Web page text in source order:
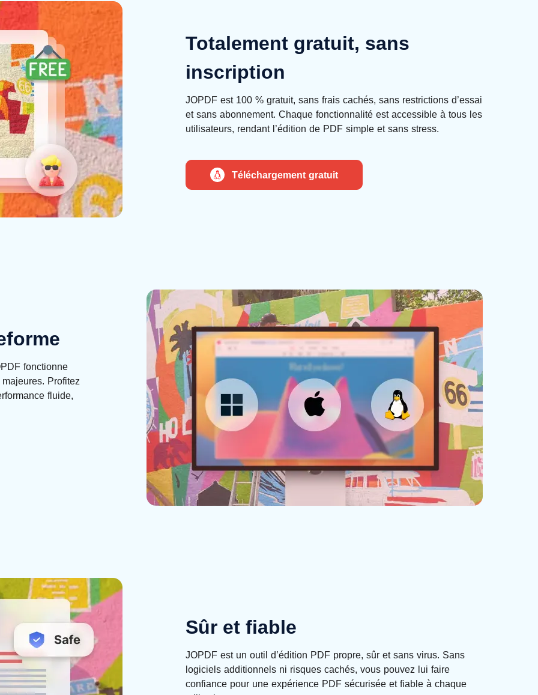
Totalement gratuit, sans
inscription
JOPDF est 100 % gratuit, sans frais cachés, sans restrictions d’essai
et sans abonnement. Chaque fonctionnalité est accessible à tous les
utilisateurs, rendant l’édition de PDF simple et sans stress.
Téléchargement gratuit
fonctionne
Profitez
fluide,
Sûr et fiable
JOPDF est un outil d’édition PDF propre, sûr et sans virus. Sans
logiciels additionnels ni risques cachés, vous pouvez lui faire
confiance pour une expérience PDF sécurisée et fiable à chaque